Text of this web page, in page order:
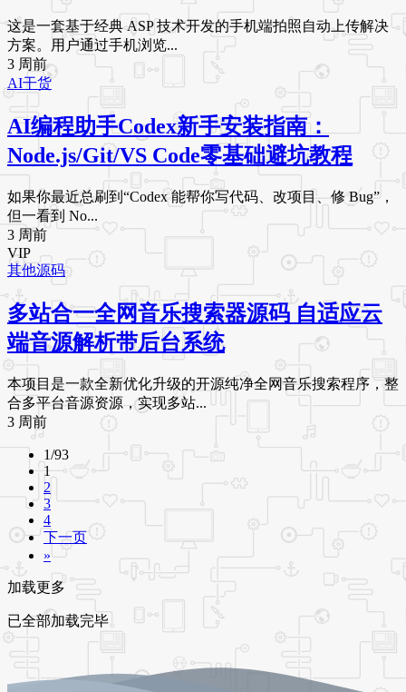
这是一套基于经典 ASP 技术开发的手机端拍照自动上传解决
方案。用户通过手机浏览...
3 周前
AI干货
AI编程助手Codex新手安装指南：
Node.js/Git/VS Code零基础避坑教程
如果你最近总刷到“Codex 能帮你写代码、改项目、修 Bug”，
但一看到 No...
3 周前
VIP
其他源码
多站合一全网音乐搜索器源码 自适应云
端音源解析带后台系统
本项目是一款全新优化升级的开源纯净全网音乐搜索程序，整
合多平台音源资源，实现多站...
3 周前
1/93
1
2
3
4
下一页
»
加载更多
已全部加载完毕